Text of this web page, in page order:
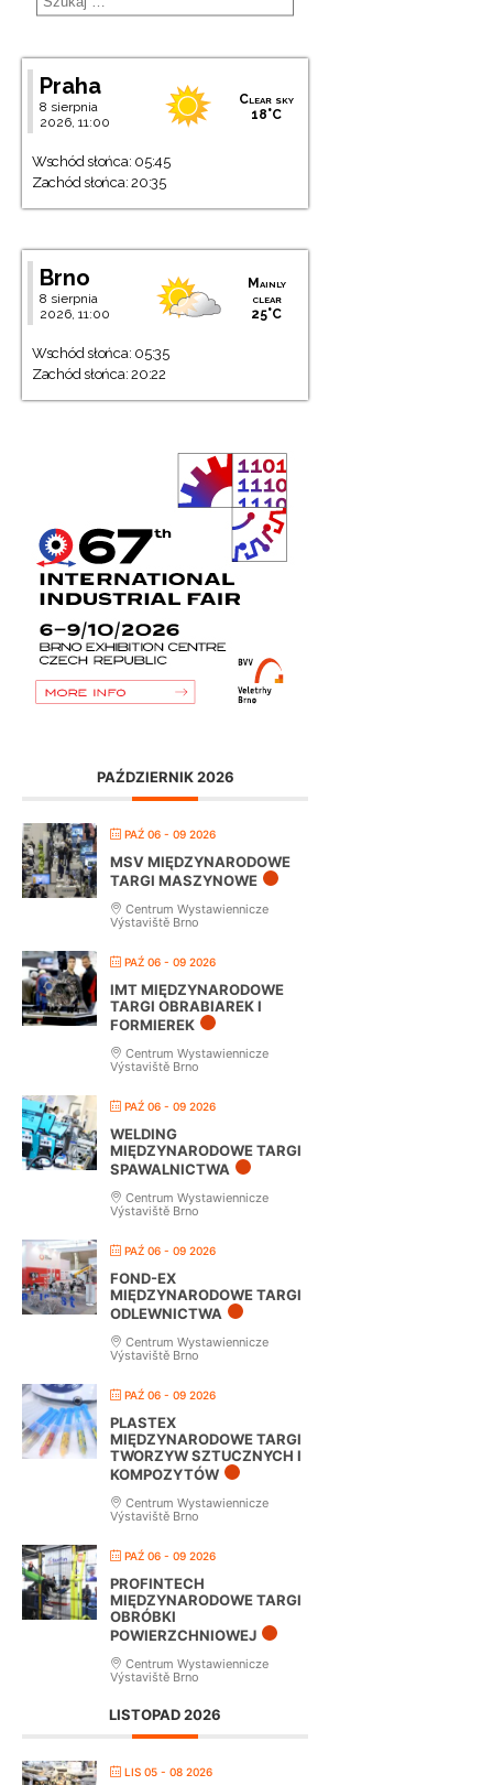
Praha
8 sierpnia
2026, 11:00
Clear sky
18°C
Wschód słońca: 05:45
Zachód słońca: 20:35
Brno
8 sierpnia
2026, 11:00
Mainly
clear
25°C
Wschód słońca: 05:35
Zachód słońca: 20:22
PAŹDZIERNIK 2026
PAŹ 06 - 09 2026
MSV MIĘDZYNARODOWE
TARGI MASZYNOWE
Centrum Wystawiennicze
Výstaviště Brno
PAŹ 06 - 09 2026
IMT MIĘDZYNARODOWE
TARGI OBRABIAREK I
FORMIEREK
Centrum Wystawiennicze
Výstaviště Brno
PAŹ 06 - 09 2026
WELDING
MIĘDZYNARODOWE TARGI
SPAWALNICTWA
Centrum Wystawiennicze
Výstaviště Brno
PAŹ 06 - 09 2026
FOND-EX
MIĘDZYNARODOWE TARGI
ODLEWNICTWA
Centrum Wystawiennicze
Výstaviště Brno
PAŹ 06 - 09 2026
PLASTEX
MIĘDZYNARODOWE TARGI
TWORZYW SZTUCZNYCH I
KOMPOZYTÓW
Centrum Wystawiennicze
Výstaviště Brno
PAŹ 06 - 09 2026
PROFINTECH
MIĘDZYNARODOWE TARGI
OBRÓBKI
POWIERZCHNIOWEJ
Centrum Wystawiennicze
Výstaviště Brno
LISTOPAD 2026
LIS 05 - 08 2026